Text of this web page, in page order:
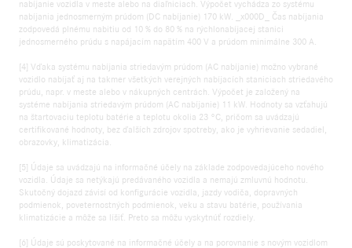
nabíjanie vozidla v meste alebo na diaľniciach. Výpočet vychádza zo systému
nabíjania jednosmerným prúdom (DC nabíjanie) 170 kW. _x000D_ Čas nabíjania
zodpovedá plnému nabitiu od 10 % do 80 % na rýchlonabíjacej stanici
jednosmerného prúdu s napájacím napätím 400 V a prúdom minimálne 300 A.
[4] Vďaka systému nabíjania striedavým prúdom (AC nabíjanie) možno vybrané
vozidlo nabíjať aj na takmer všetkých verejných nabíjacích staniciach striedavého
prúdu, napr. v meste alebo v nákupných centrách. Výpočet je založený na
systéme nabíjania striedavým prúdom (AC nabíjanie) 11 kW. Hodnoty sa vzťahujú
na štartovaciu teplotu batérie a teplotu okolia 23 °C, pričom sa uvádzajú
certifikované hodnoty, bez ďalších zdrojov spotreby, ako je vyhrievanie sedadiel,
obrazovky, klimatizácia.
[5] Údaje sa uvádzajú na informačné účely na základe zodpovedajúceho nového
vozidla. Údaje sa netýkajú predávaného vozidla a nemajú zmluvnú hodnotu.
Skutočný dojazd závisí od konfigurácie vozidla, jazdy vodiča, dopravných
podmienok, poveternostných podmienok, veku a stavu batérie, používania
klimatizácie a môže sa líšiť. Preto sa môžu vyskytnúť rozdiely.
[6] Údaje sú poskytované na informačné účely a na porovnanie s novým vozidlom